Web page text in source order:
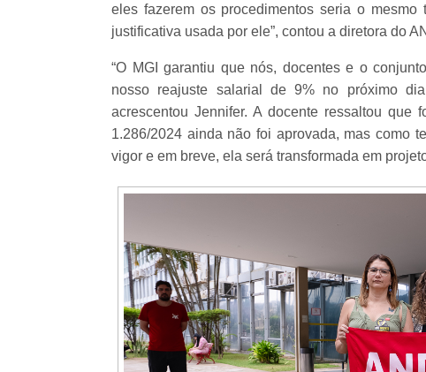
eles fazerem os procedimentos seria o
justificativa usada por ele”, contou a diretora do
“O MGI garantiu que nós, docentes e o
nosso reajuste salarial de 9% no próximo
acrescentou Jennifer. A docente ressaltou
1.286/2024 ainda não foi aprovada, mas como
vigor e em breve, ela será transformada em